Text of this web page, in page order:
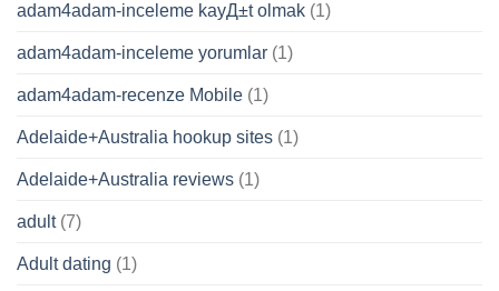
adam4adam-inceleme kayД±t olmak (1)
adam4adam-inceleme yorumlar (1)
adam4adam-recenze Mobile (1)
Adelaide+Australia hookup sites (1)
Adelaide+Australia reviews (1)
adult(7)
Adult dating (1)